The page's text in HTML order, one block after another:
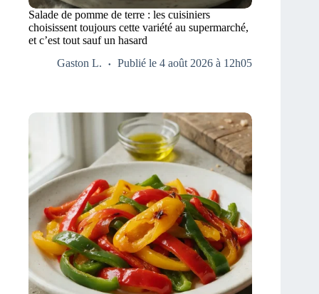
Salade de pomme de terre : les cuisiniers
choisissent toujours cette variété au supermarché,
et c’est tout sauf un hasard
Gaston L.
Publié le 4 août 2026 à 12h05